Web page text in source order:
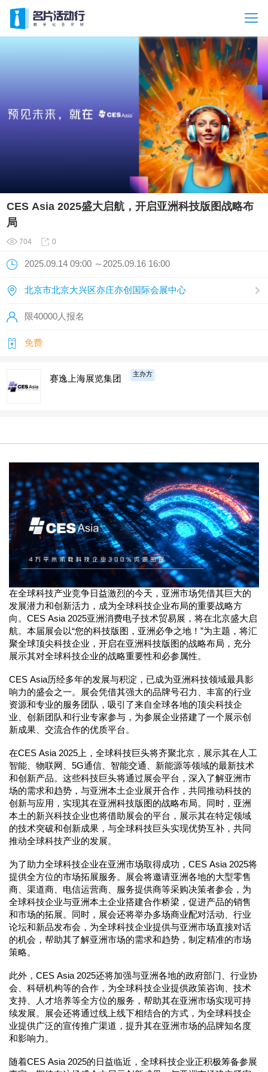
​CES Asia 2025盛大启航，开启亚洲科技版图战略布
局
704 0
2025.09.14 09:00 ～2025.09.16 16:00
北京市北京大兴区亦庄亦创国际会展中心
限40000人报名
免费
赛逸上海展览集团 主办方
在全球科技产业竞争日益激烈的今天，亚洲市场凭借其巨大的
发展潜力和创新活力，成为全球科技企业布局的重要战略方
向。CES Asia 2025亚洲消费电子技术贸易展，将在北京盛大启
航。本届展会以“您的科技版图，亚洲必争之地！”为主题，将汇
聚全球顶尖科技企业，开启在亚洲科技版图的战略布局，充分
展示其对全球科技企业的战略重要性和必参属性。
CES Asia历经多年的发展与积淀，已成为亚洲科技领域最具影
响力的盛会之一。展会凭借其强大的品牌号召力、丰富的行业
资源和专业的服务团队，吸引了来自全球各地的顶尖科技企
业、创新团队和行业专家参与，为参展企业搭建了一个展示创
新成果、交流合作的优质平台。
在CES Asia 2025上，全球科技巨头将齐聚北京，展示其在人工
智能、物联网、5G通信、智能交通、新能源等领域的最新技术
和创新产品。这些科技巨头将通过展会平台，深入了解亚洲市
场的需求和趋势，与亚洲本土企业展开合作，共同推动科技的
创新与应用，实现其在亚洲科技版图的战略布局。同时，亚洲
本土的新兴科技企业也将借助展会的平台，展示其在特定领域
的技术突破和创新成果，与全球科技巨头实现优势互补，共同
推动全球科技产业的发展。
为了助力全球科技企业在亚洲市场取得成功，CES Asia 2025将
提供全方位的市场拓展服务。展会将邀请亚洲各地的大型零售
商、渠道商、电信运营商、服务提供商等采购决策者参会，为
全球科技企业与亚洲本土企业搭建合作桥梁，促进产品的销售
和市场的拓展。同时，展会还将举办多场商业配对活动、行业
论坛和新品发布会，为全球科技企业提供与亚洲市场直接对话
的机会，帮助其了解亚洲市场的需求和趋势，制定精准的市场
策略。
此外，CES Asia 2025还将加强与亚洲各地的政府部门、行业协
会、科研机构等的合作，为全球科技企业提供政策咨询、技术
支持、人才培养等全方位的服务，帮助其在亚洲市场实现可持
续发展。展会还将通过线上线下相结合的方式，为全球科技企
业提供广泛的宣传推广渠道，提升其在亚洲市场的品牌知名度
和影响力。
随着CES Asia 2025的日益临近，全球科技企业正积极筹备参展